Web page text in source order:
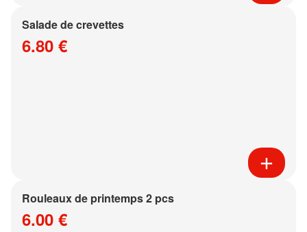
Salade de crevettes
6.80 €
Rouleaux de printemps 2 pcs
6.00 €